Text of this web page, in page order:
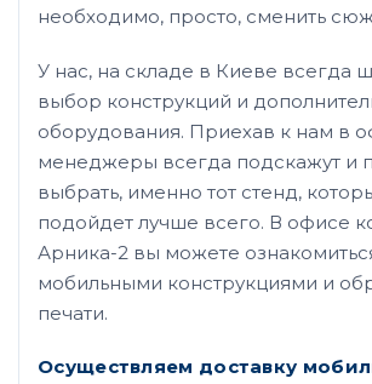
необходимо, просто, сменить
У нас, на складе в Киеве всегда
выбор конструкций и
оборудования. Приехав к нам в
менеджеры всегда подскажут и
выбрать, именно тот стенд,
подойдет лучше всего. В офисе
Арника-2 вы можете
мобильными конструкциями и
печати.
Осуществляем доставку